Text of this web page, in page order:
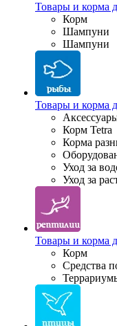
Товары и корма
Корм
Шампуни
Шампуни
Товары и корма
Корм Tetra
Корма
Уход за
Уход за
Товары и корма
Корм
Средства